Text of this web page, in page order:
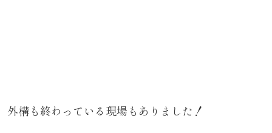
外構も終わっている現場もありました！